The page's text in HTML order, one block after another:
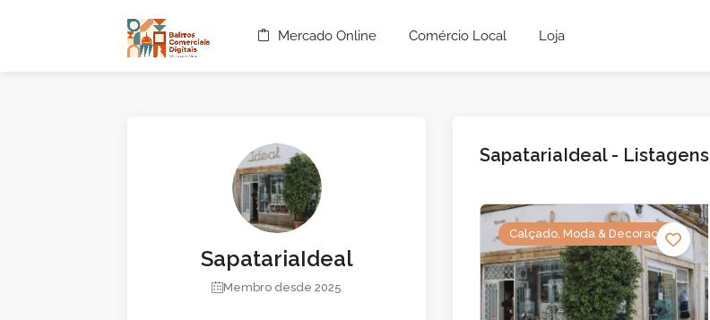
Mercado Online Comércio Local Loja
SapatariaIdeal
Membro desde 2025
SapatariaIdeal - Listagens
Calçado, Moda & Decoração